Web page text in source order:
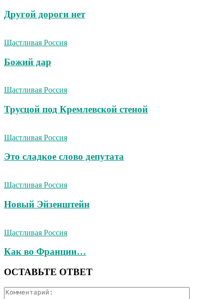
Другой дороги нет
Щастливая Россия
Божий дар
Щастливая Россия
Трусцой под Кремлевской стеной
Щастливая Россия
Это сладкое слово депутата
Щастливая Россия
Новый Эйзенштейн
Щастливая Россия
Как во Франции…
ОСТАВЬТЕ ОТВЕТ